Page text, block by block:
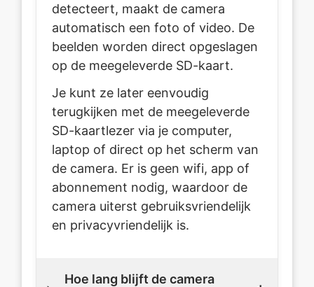
detecteert, maakt de camera
automatisch een foto of video. De
beelden worden direct opgeslagen
op de meegeleverde SD-kaart.
Je kunt ze later eenvoudig
terugkijken met de meegeleverde
SD-kaartlezer via je computer,
laptop of direct op het scherm van
de camera. Er is geen wifi, app of
abonnement nodig, waardoor de
camera uiterst gebruiksvriendelijk
en privacyvriendelijk is.
Hoe lang blijft de camera